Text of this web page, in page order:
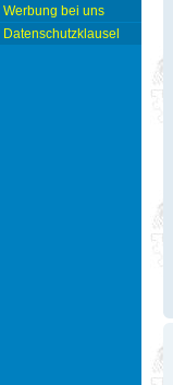
Werbung bei uns
Datenschutzklausel